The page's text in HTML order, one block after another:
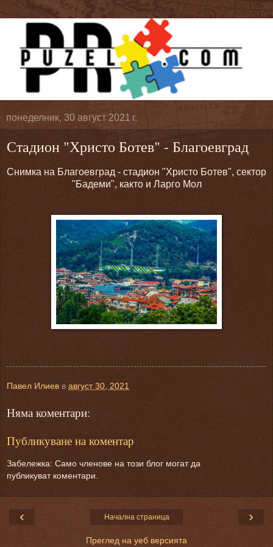
понеделник, 30 август 2021 г.
Стадион "Христо Ботев" - Благоевград
Снимка на Благоевград - стадион "Христо Ботев", сектор
"Бадеми", както и Ларго Мол
Павел Илиев в август 30, 2021
Няма коментари:
Публикуване на коментар
Забележка: Само членове на този блог могат да
публикуват коментари.
‹ ›
Начална страница
Преглед на уеб версията